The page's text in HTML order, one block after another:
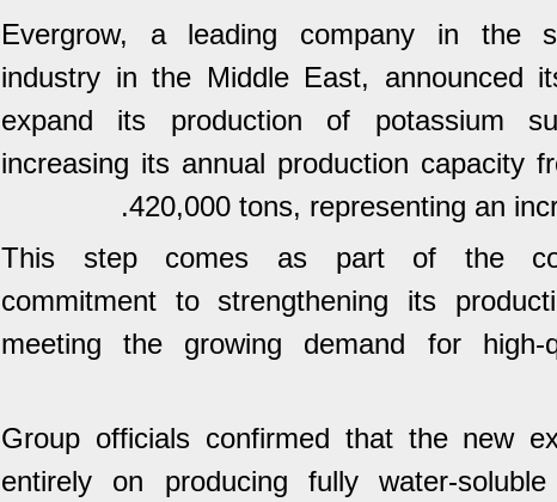
Evergrow, a leading company in the
industry in the Middle East, announced
expand its production of potassium
increasing its annual production capacity
420,000 tons, representing an
This step comes as part of the
commitment to strengthening its
meeting the growing demand for high-
Group officials confirmed that the new
entirely on producing fully water-